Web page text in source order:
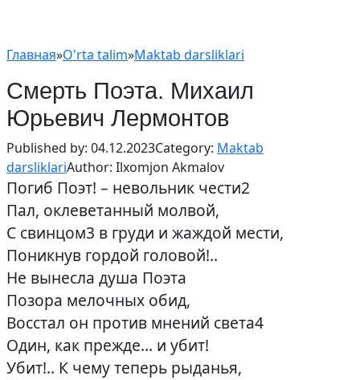
Главная»O'rta talim»Maktab darsliklari
Смерть Поэта. Михаил
Юрьевич Лермонтов
Published by: 04.12.2023Category: Maktab
darsliklariAuthor: Ilxomjon Akmalov
Погиб Поэт! – невольник чести2
Пал, оклеветанный молвой,
С свинцом3 в груди и жаждой мести,
Поникнув гордой головой!..
Не вынесла душа Поэта
Позора мелочных обид,
Восстал он против мнений света4
Один, как прежде… и убит!
Убит!.. К чему теперь рыданья,